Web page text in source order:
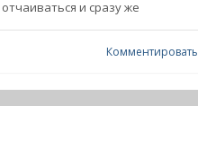
и сразу же
Комментировать